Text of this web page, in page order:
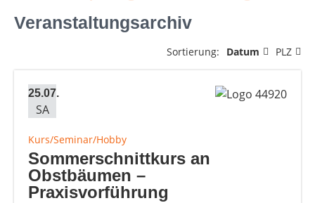
Veranstaltungsarchiv
Sortierung: Datum PLZ
25.07.
SA
Kurs/Seminar/Hobby
Sommerschnittkurs an
Obstbäumen –
Praxisvorführung